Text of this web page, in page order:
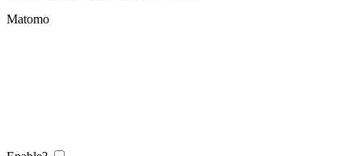
Matomo